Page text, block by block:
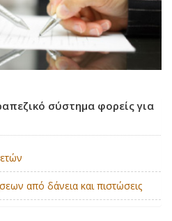
σύστημα φορείς για
από δάνεια και πιστώσεις